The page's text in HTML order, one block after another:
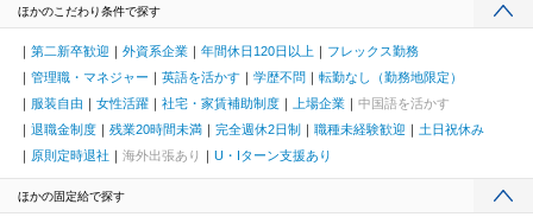
ほかのこだわり条件で探す
第二新卒歓迎 外資系企業 年間休日120日以上
フレックス勤務
管理職・マネジャー
英語を活かす 学歴不問
転勤なし（勤務地限定）
服装自由
女性活躍 社宅・家賃補助制度 上場企業
中国語を活かす
退職金制度
残業20時間未満 完全週休2日制 職種未経験歓迎
土日祝休み
原則定時退社
海外出張あり U・Iターン支援あり
ほかの固定給で探す